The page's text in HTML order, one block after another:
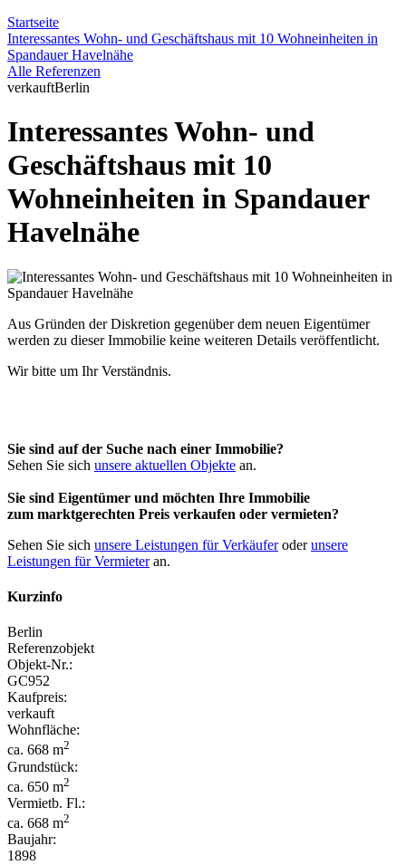
Startseite
Interessantes Wohn- und Geschäftshaus mit 10 Wohneinheiten in
Spandauer Havelnähe
Alle Referenzen
verkauftBerlin
Interessantes Wohn- und
Geschäftshaus mit 10
Wohneinheiten in Spandauer
Havelnähe
Aus Gründen der Diskretion gegenüber dem neuen Eigentümer
werden zu dieser Immobilie keine weiteren Details veröffentlicht.
Wir bitte um Ihr Verständnis.
Sie sind auf der Suche nach einer Immobilie?
Sehen Sie sich unsere aktuellen Objekte an.
Sie sind Eigentümer und möchten Ihre Immobilie
zum marktgerechten Preis verkaufen oder vermieten?
Sehen Sie sich unsere Leistungen für Verkäuferoderunsere
Leistungen für Vermieteran.
Kurzinfo
Berlin
Referenzobjekt
Objekt-Nr.:
GC952
Kaufpreis:
verkauft
Wohnfläche:
ca. 668 m2
Grundstück:
ca. 650 m2
Vermietb. Fl.:
ca. 668 m2
Baujahr:
1898